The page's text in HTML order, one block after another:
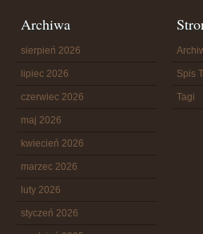
Archiwa
sierpień 2026
lipiec 2026
czerwiec 2026
maj 2026
kwiecień 2026
marzec 2026
luty 2026
styczeń 2026
Spis
Tagi